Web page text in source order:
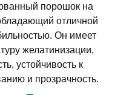
порошок на
отличной
Он имеет
желатинизации,
устойчивость к
и прозрачность.